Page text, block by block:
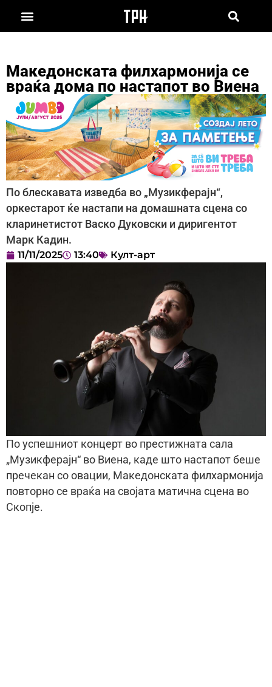
Македонската филхармонија се
враќа дома по настапот во Виена
По блескавата изведба во „Музикферајн“,
оркестарот ќе настапи на домашната сцена со
кларинетистот Васко Дуковски и диригентот
Марк Кадин.
11/11/2025 13:40 Култ-арт
По успешниот концерт во престижната сала
„Музикферајн“ во Виена, каде што настапот беше
пречекан со овации, Македонската филхармонија
повторно се враќа на својата матична сцена во
Скопје.